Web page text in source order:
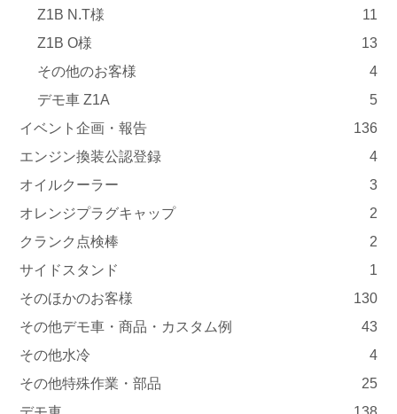
Z1B N.T様
11
Z1B O様
13
その他のお客様
4
デモ車 Z1A
5
イベント企画・報告
136
エンジン換装公認登録
4
オイルクーラー
3
オレンジプラグキャップ
2
クランク点検棒
2
サイドスタンド
1
そのほかのお客様
130
その他デモ車・商品・カスタム例
43
その他水冷
4
その他特殊作業・部品
25